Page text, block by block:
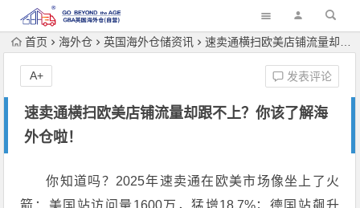
首页 海外仓 英国海外仓储资讯 速卖通横扫欧美店铺流量却跟不上？你该了解海外仓啦！
速卖通横扫欧美店铺流量却跟不上？你该了解海
外仓啦！
发表评论
A+
你知道吗？2025年速卖通在欧美市场像坐上了火
箭：美国站访问量1600万，猛增18.7%；德国站飙升